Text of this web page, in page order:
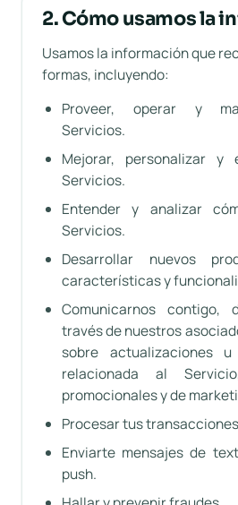
2. Cómo usamos la
Usamos la información que
formas, incluyendo:
Proveer, operar y
Servicios.
Mejorar, personalizar y
Servicios.
Entender y analizar
Servicios.
Desarrollar nuevos
características y
Comunicarnos contigo,
través de nuestros
sobre actualizaciones
relacionada al
promocionales y de
Procesar tus
Enviarte mensajes de
push.